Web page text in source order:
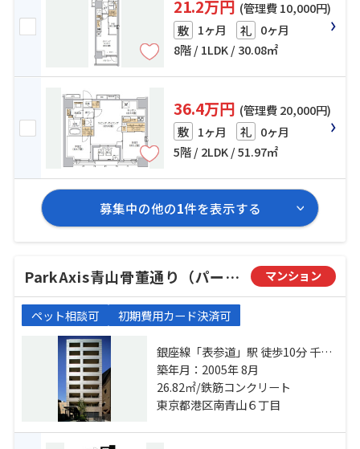
21.2万円 (管理費 10,000円)
敷 1ヶ月 礼 0ヶ月
8階 / 1LDK / 30.08㎡
36.4万円 (管理費 20,000円)
敷 1ヶ月 礼 0ヶ月
5階 / 2LDK / 51.97㎡
募集中の他の1件を表示する
ParkAxis青山骨董通り（パークアクシス青山骨董通り） マンション
ペット相談可 初期費用カード決済可
銀座線「表参道」駅 徒歩10分 千代
田線「乃木坂」駅 徒歩15分 日比谷
線「六本木」駅 徒歩16分
築年月：2005年 8月
26.82㎡/鉄筋コンクリート
東京都港区南青山６丁目